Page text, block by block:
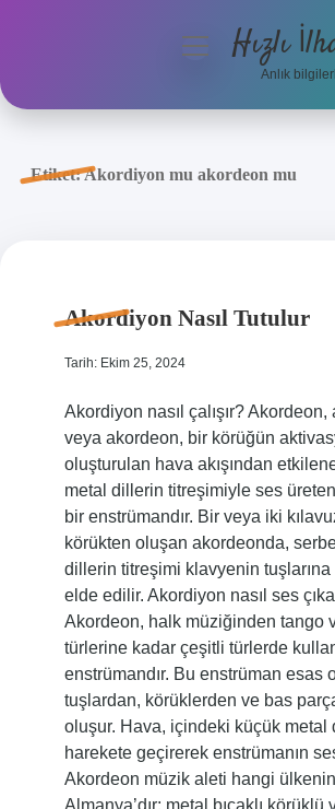
Anasayfa
menüyüHızlı
Anlık
Etiket:Akordiyon mu akordeon mu
Akordiyon Nasıl Tutulur
Tarih: Ekim 25, 2024
Akordiyon nasıl çalışır? Akordeon,
veya akordeon, bir körüğün
oluşturulan hava akışından
metal dillerin titreşimiyle ses
bir enstrümandır. Bir veya iki
körükten oluşan akordeonda,
dillerin titreşimi klavyenin tuşlarına
elde edilir. Akordiyon nasıl ses
Akordeon, halk müziğinden tango
türlerine kadar çeşitli türlerde
enstrümandır. Bu enstrüman esas
tuşlardan, körüklerden ve bas
oluşur. Hava, içindeki küçük metal
harekete geçirerek enstrümanın
Akordeon müzik aleti hangi
Almanya’dır; metal bıçaklı körüklü